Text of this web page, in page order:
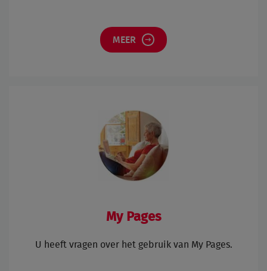
MEER
My Pages
U heeft vragen over het gebruik van My Pages.